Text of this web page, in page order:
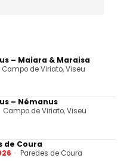
– Maiara & Maraisa
Campo de Viriato, Viseu
– Némanus
Campo de Viriato, Viseu
de Coura
Paredes de Coura